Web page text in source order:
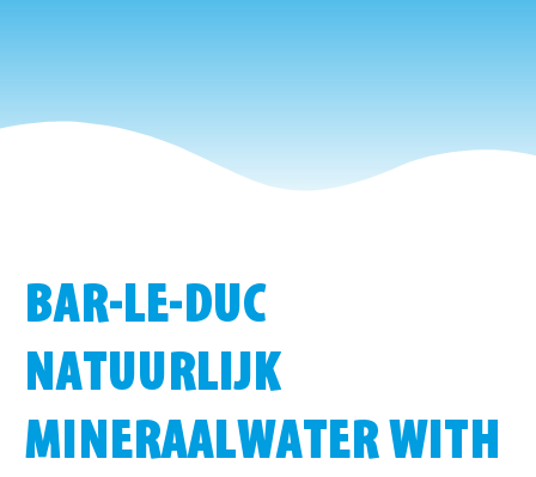
BAR-LE-DUC
NATUURLIJK
MINERAALWATER WITH